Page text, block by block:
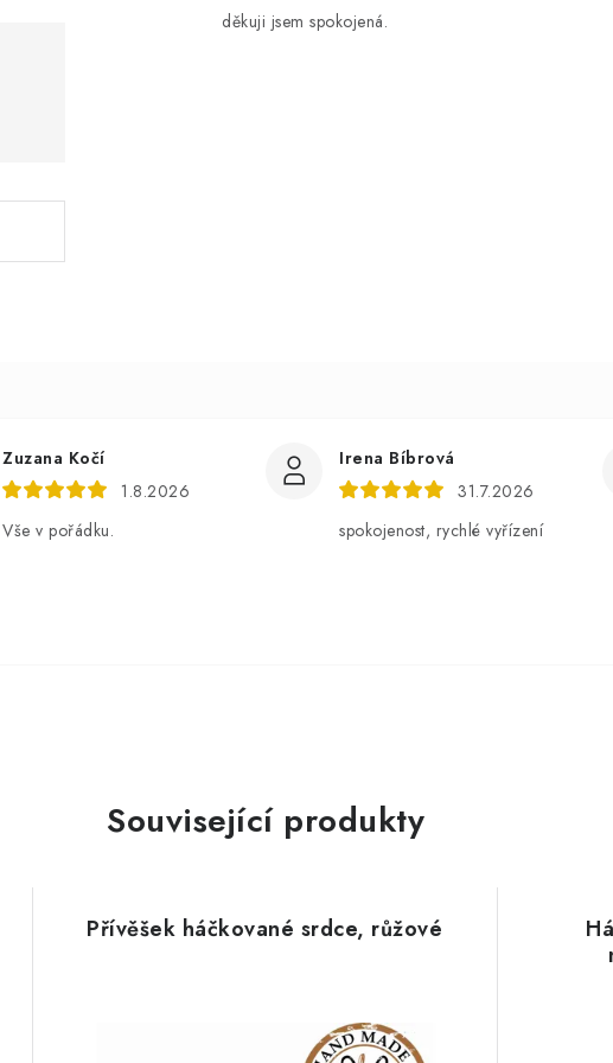
děkuji jsem spokojená.
Zuzana Kočí
1.8.2026
Vše v pořádku.
Irena Bíbrová
31.7.2026
spokojenost, rychlé vyřízení
Související produkty
Přívěšek háčkované srdce, růžové